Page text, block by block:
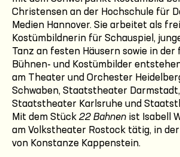
Christensen an der Hochschule für
Medien Hannover. Sie arbeitet als
Kostümbildnerin für Schauspiel,
Tanz an festen Häusern sowie in der
Bühnen- und Kostümbilder
am Theater und Orchester
Schwaben, Staatstheater
Staatstheater Karlsruhe und
Mit dem Stück 22 Bahnen ist Isabell
am Volkstheater Rostock tätig, in
von Konstanze Kappenstein.